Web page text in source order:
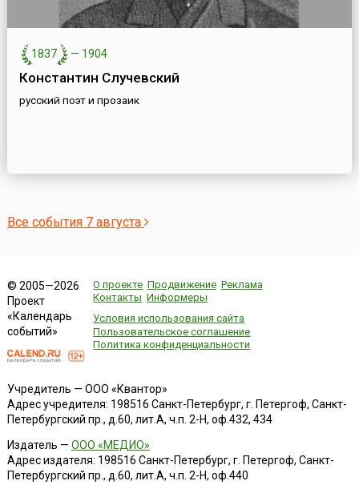
1837 — 1904
Константин Случевский
русский поэт и прозаик
Все события 7 августа
© 2005—2026
Проект
«Календарь
событий»
О проекте Продвижение Реклама
Контакты Информеры
Условия использования сайта
Пользовательское соглашение
Политика конфиденциальности
Учредитель — ООО «Квантор»
Адрес учредителя: 198516 Санкт-Петербург, г. Петергоф, Санкт-
Петербургский пр., д.60, лит.А, ч.п. 2-Н, оф.432, 434
Издатель — ООО «МЕДИО»
Адрес издателя: 198516 Санкт-Петербург, г. Петергоф, Санкт-
Петербургский пр., д.60, лит.А, ч.п. 2-Н, оф.440